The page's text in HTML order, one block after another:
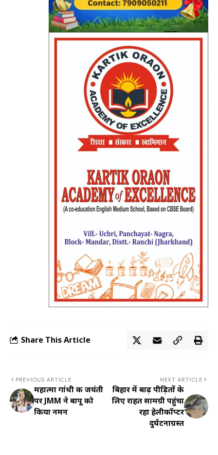
Share This Article
PREVIOUS ARTICLE
महात्मा गांधी की जयंती
पर JMM ने बापू को
किया नमन
NEXT ARTICLE
बिहार में बाढ़ पीड़ितों के
लिए राहत सामग्री पहुंचा
रहा हेलीकॉप्टर
दुर्घटनाग्रस्त